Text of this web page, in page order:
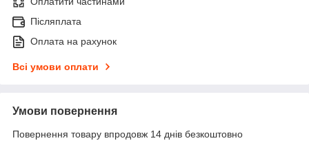
Післяплата
Оплата на рахунок
Всі умови оплати
Умови повернення
Повернення товару впродовж 14 днів безкоштовно